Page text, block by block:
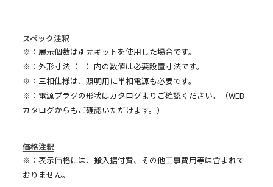
スペック注釈
※：展示個数は別売キットを使用した場合です。
※：外形寸法（ ）内の数値は必要設置寸法です。
※：三相仕様は、照明用に単相電源も必要です。
※：電源プラグの形状はカタログよりご確認ください。（WEB
カタログからもご確認いただけます。）
価格注釈
※：表示価格には、搬入据付費、その他工事費用等は含まれて
おりません。